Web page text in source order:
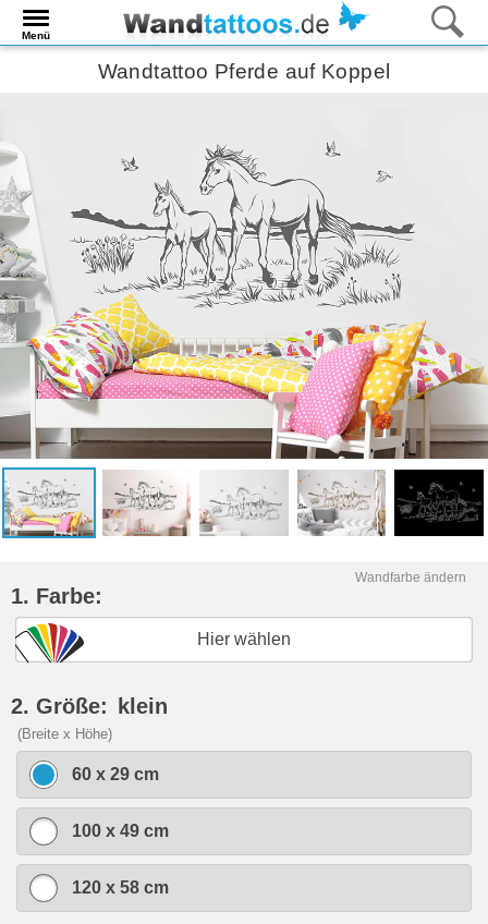
Menü
Wandtattoo Pferde auf Koppel
Wandfarbe ändern
1. Farbe:
Hier wählen
2. Größe: klein
(Breite x Höhe)
60 x 29 cm
100 x 49 cm
120 x 58 cm